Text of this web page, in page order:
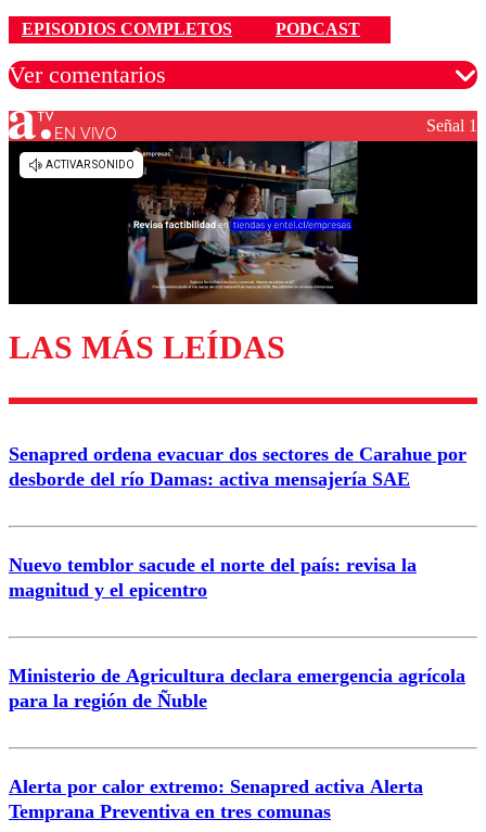
EPISODIOS COMPLETOS PODCAST
Ver comentarios
Los comentarios son moderados para garantizar un
diálogo respetuoso.
Enviar comentario
EN VIVO Señal 1
LAS MÁS LEÍDAS
Senapred ordena evacuar dos sectores de Carahue por
desborde del río Damas: activa mensajería SAE
Nuevo temblor sacude el norte del país: revisa la
magnitud y el epicentro
Ministerio de Agricultura declara emergencia agrícola
para la región de Ñuble
Alerta por calor extremo: Senapred activa Alerta
Temprana Preventiva en tres comunas